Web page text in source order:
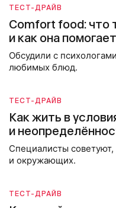
ТЕСТ-ДРАЙВ
Comfort food: что
и как она
Обсудили с
любимых блюд.
ТЕСТ-ДРАЙВ
Как жить в
и
Специалисты советуют,
и окружающих.
ТЕСТ-ДРАЙВ